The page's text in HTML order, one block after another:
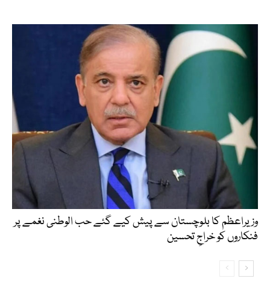
وزیراعظم کا بلوچستان سے پیش کیے گئے حب الوطنی نغمے پر
فنکاروں کو خراجِ تحسین